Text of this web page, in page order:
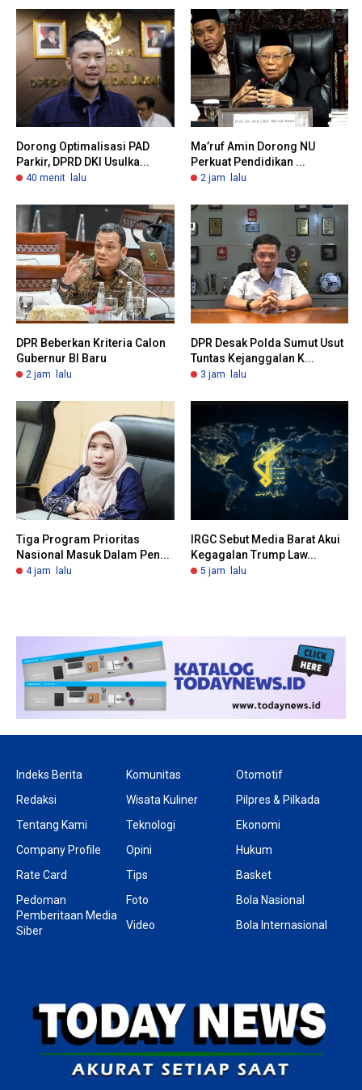
Dorong Optimalisasi PAD
Parkir, DPRD DKI Usulka...
40 menit lalu
Ma’ruf Amin Dorong NU
Perkuat Pendidikan ...
2 jam lalu
DPR Beberkan Kriteria Calon
Gubernur BI Baru
2 jam lalu
DPR Desak Polda Sumut Usut
Tuntas Kejanggalan K...
3 jam lalu
Tiga Program Prioritas
Nasional Masuk Dalam Pen...
4 jam lalu
IRGC Sebut Media Barat Akui
Kegagalan Trump Law...
5 jam lalu
Indeks Berita
Redaksi
Tentang Kami
Company Profile
Rate Card
Pedoman
Pemberitaan Media
Siber
Komunitas
Wisata Kuliner
Teknologi
Opini
Tips
Foto
Video
Otomotif
Pilpres & Pilkada
Ekonomi
Hukum
Basket
Bola Nasional
Bola Internasional